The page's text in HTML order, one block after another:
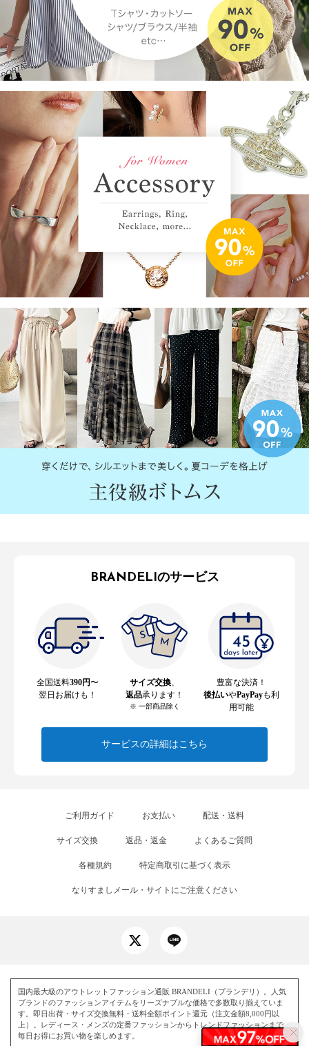
BRANDELIのサービス
全国送料390円〜
翌日お届けも！
サイズ交換
返品承ります！
※ 一部商品除く
豊富な決済！
後払いやPayPayも利
用可能
サービスの詳細はこちら
ご利用ガイド お支払い 配送・送料
サイズ交換 返品・返金 よくあるご質問
各種規約 特定商取引に基づく表示
なりすましメール・サイトにご注意ください
国内最大級のアウトレットファッション通販 BRANDELI（ブランデリ）。人気
ブランドのファッションアイテムをリーズナブルな価格で多数取り揃えていま
す。即日出荷・サイズ交換無料・送料全額ポイント還元（注文金額8,000円以
上）。レディース・メンズの定番ファッションからトレンドファッションまで、
毎日お得にお買い物を楽しめます。